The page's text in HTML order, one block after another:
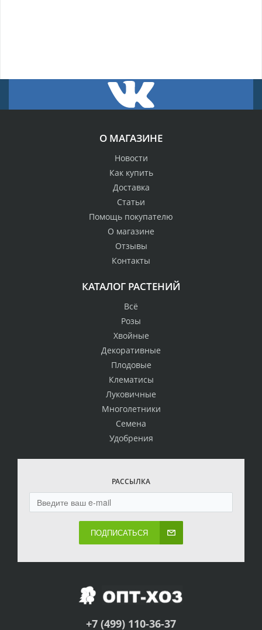
О МАГАЗИНЕ
Новости
Как купить
Доставка
Статьи
Помощь покупателю
О магазине
Отзывы
Контакты
КАТАЛОГ РАСТЕНИЙ
Всё
Розы
Хвойные
Декоративные
Плодовые
Клематисы
Луковичные
Многолетники
Семена
Удобрения
РАССЫЛКА
ПОДПИСАТЬСЯ
+7 (499) 110-36-37